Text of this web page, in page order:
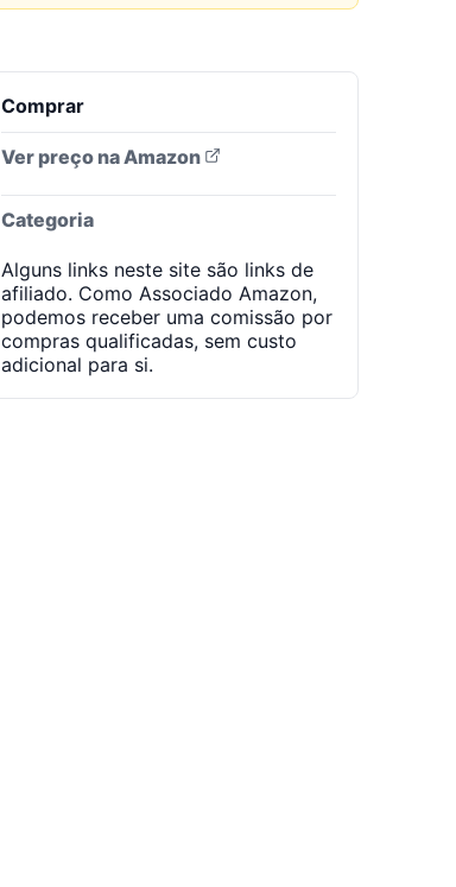
Comprar
Ver preço na Amazon
Categoria
Alguns links neste site são links de
afiliado. Como Associado Amazon,
podemos receber uma comissão por
compras qualificadas, sem custo
adicional para si.